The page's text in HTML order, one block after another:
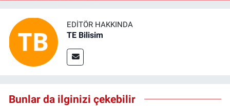
EDITÖR HAKKINDA
TE Bilisim
Bunlar da ilginizi çekebilir